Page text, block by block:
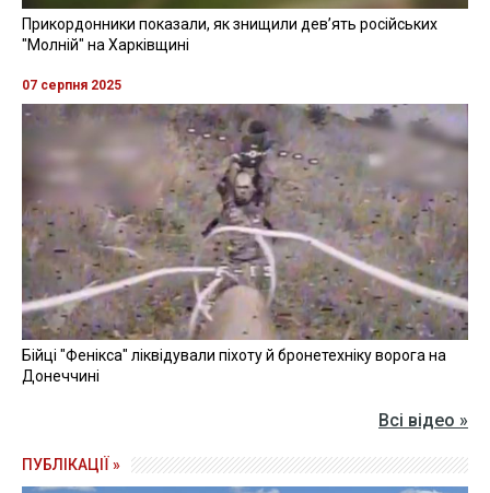
Прикордонники показали, як знищили девʼять російських
"Молній" на Харківщині
07 серпня 2025
Бійці "Фенікса" ліквідували піхоту й бронетехніку ворога на
Донеччині
Всі відео »
ПУБЛІКАЦІЇ »